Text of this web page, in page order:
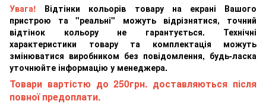
Увага! Відтінки кольорів товару на екрані Вашого
пристрою та "реальні" можуть відрізнятися, точний
відтінок кольору не гарантується. Технічні
характеристики товару та комплектація можуть
змінюватися виробником без повідомлення, будь-ласка
уточнюйте інформацію у менеджера.
Товари вартістю до 250грн. доставляються після
повної предоплати.